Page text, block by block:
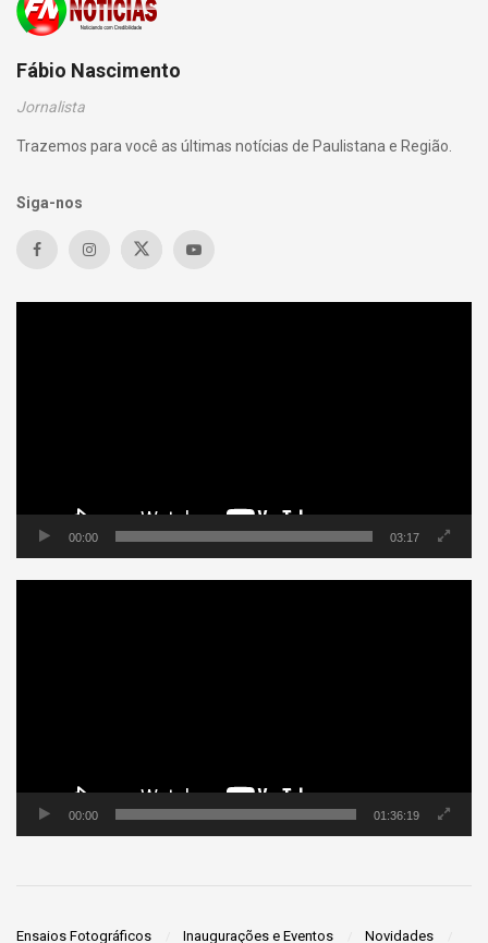
Fábio Nascimento
Jornalista
Trazemos para você as últimas notícias de Paulistana e Região.
Siga-nos
00:00 03:17
00:00 01:36:19
Ensaios Fotográficos Inaugurações e Eventos Novidades